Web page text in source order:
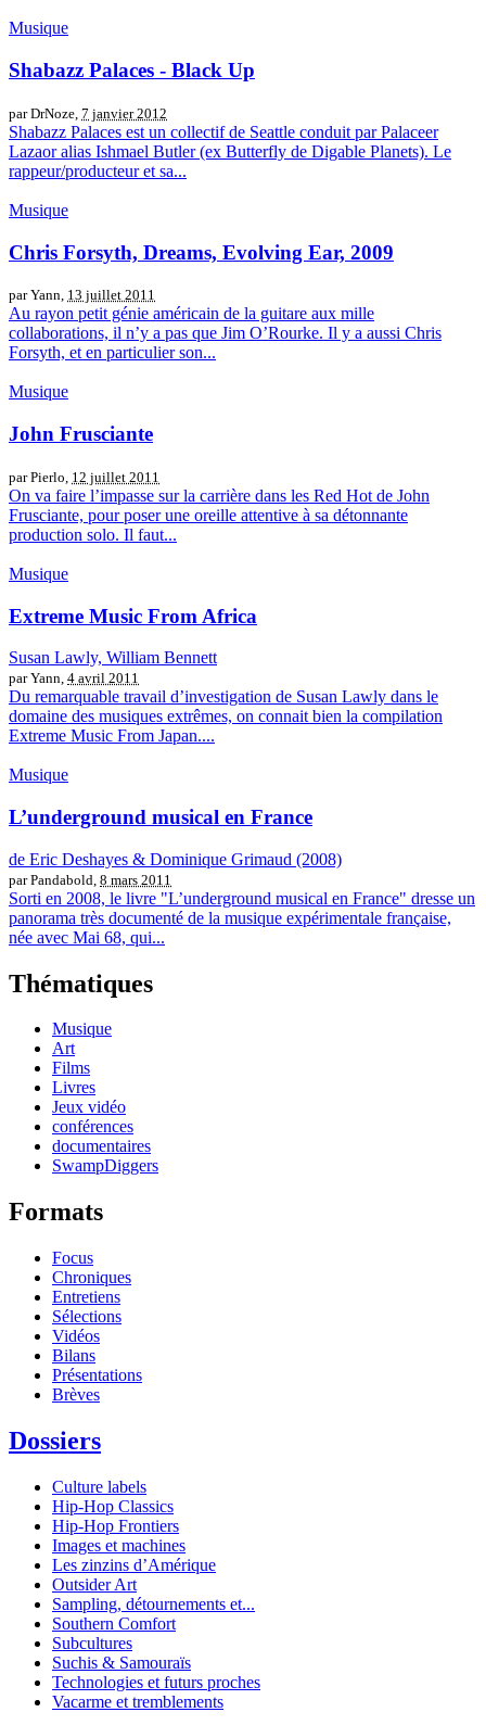
Musique
Shabazz Palaces - Black Up
par DrNoze, 7 janvier 2012
Shabazz Palaces est un collectif de Seattle conduit par Palaceer
Lazaor alias Ishmael Butler (ex Butterfly de Digable Planets). Le
rappeur/producteur et sa...
Musique
Chris Forsyth, Dreams, Evolving Ear, 2009
par Yann, 13 juillet 2011
Au rayon petit génie américain de la guitare aux mille
collaborations, il n’y a pas que Jim O’Rourke. Il y a aussi Chris
Forsyth, et en particulier son...
Musique
John Frusciante
par Pierlo, 12 juillet 2011
On va faire l’impasse sur la carrière dans les Red Hot de John
Frusciante, pour poser une oreille attentive à sa détonnante
production solo. Il faut...
Musique
Extreme Music From Africa
Susan Lawly, William Bennett
par Yann, 4 avril 2011
Du remarquable travail d’investigation de Susan Lawly dans le
domaine des musiques extrêmes, on connait bien la compilation
Extreme Music From Japan....
Musique
L’underground musical en France
de Eric Deshayes & Dominique Grimaud (2008)
par Pandabold, 8 mars 2011
Sorti en 2008, le livre "L’underground musical en France" dresse un
panorama très documenté de la musique expérimentale française,
née avec Mai 68, qui...
Thématiques
Musique
Art
Films
Livres
Jeux vidéo
conférences
documentaires
SwampDiggers
Formats
Focus
Chroniques
Entretiens
Sélections
Vidéos
Bilans
Présentations
Brèves
Dossiers
Culture labels
Hip-Hop Classics
Hip-Hop Frontiers
Images et machines
Les zinzins d’Amérique
Outsider Art
Sampling, détournements et...
Southern Comfort
Subcultures
Suchis & Samouraïs
Technologies et futurs proches
Vacarme et tremblements